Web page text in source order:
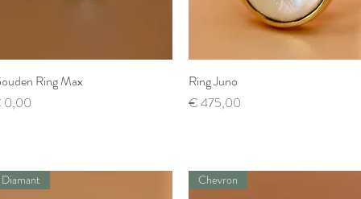
Snel overzicht
Ring Max
0,00
Ring Juno
Prijs
€ 475,00
Diamant Chevron